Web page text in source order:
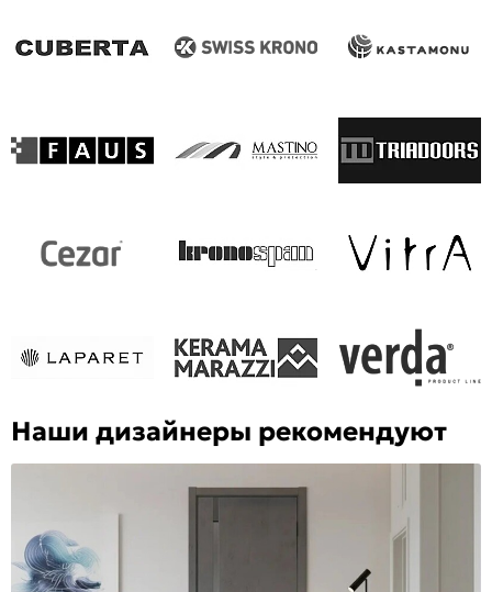
Наши дизайнеры рекомендуют